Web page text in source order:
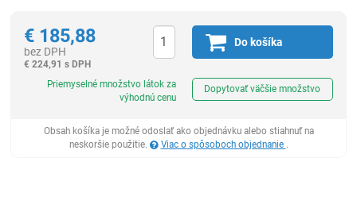
€ 185,88
bez DPH
€ 224,91 s DPH
Do košíka
Priemyselné množstvo látok za
výhodnú cenu
Dopytovať väčšie množstvo
Obsah košíka je možné odoslať ako objednávku alebo stiahnuť na
neskoršie použitie.
Viac o spôsoboch objednanie .